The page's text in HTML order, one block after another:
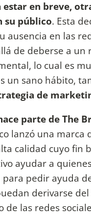
en breve,
su público. Esta
ausencia en las
de deberse a un
lo cual es
un sano hábito,
de
parte de The
lanzó una marca
calidad cuyo fin
ayudar a
pedir ayuda
derivarse del
de las redes